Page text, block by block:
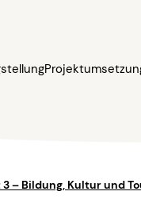
– Bildung, Kultur und